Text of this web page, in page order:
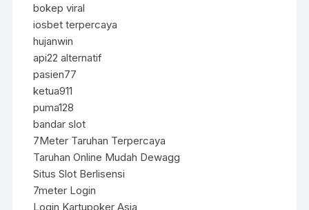
bokep viral
iosbet terpercaya
hujanwin
api22 alternatif
pasien77
ketua911
puma128
bandar slot
7Meter Taruhan Terpercaya
Taruhan Online Mudah Dewagg
Situs Slot Berlisensi
7meter Login
Login Kartupoker Asia